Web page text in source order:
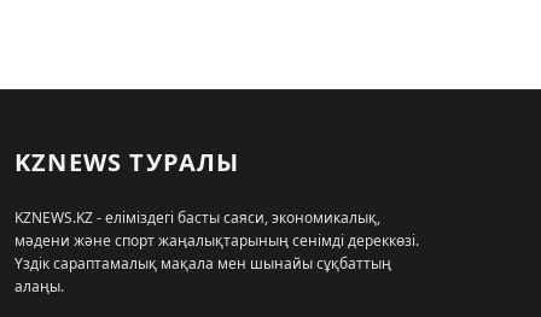
KZNEWS ТУРАЛЫ
KZNEWS.KZ - еліміздегі басты саяси, экономикалық,
мәдени және спорт жаңалықтарының сенімді дереккөзі.
Үздік сараптамалық мақала мен шынайы сұқбаттың
алаңы.